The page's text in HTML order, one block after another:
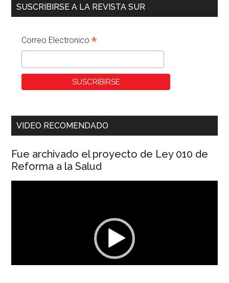
SUSCRIBIRSE A LA REVISTA SUR
Correo Electronico*
VIDEO RECOMENDADO
Fue archivado el proyecto de Ley 010 de
Reforma a la Salud